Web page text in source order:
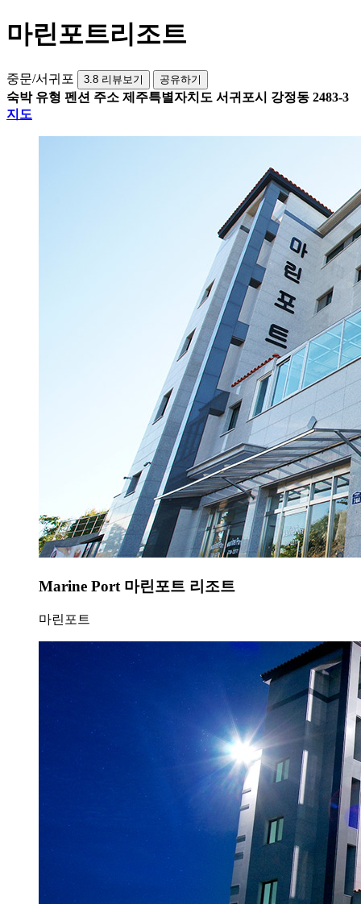
마린포트리조트
중문/서귀포 3.8 리뷰보기 공유하기
숙박 유형 펜션 주소 제주특별자치도 서귀포시 강정동 2483-3
지도
Marine Port 마린포트 리조트
마린포트